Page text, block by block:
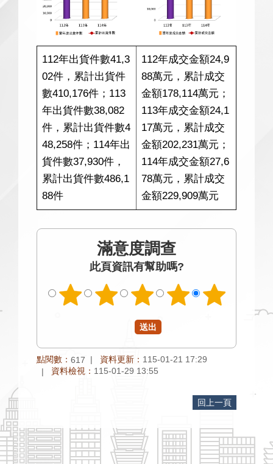
112年出貨件數41,3
02件，累計出貨件
數410,176件；113
年出貨件數38,082
件，累計出貨件數4
48,258件；114年出
貨件數37,930件，
累計出貨件數486,1
88件
112年成交金額24,9
88萬元，累計成交
金額178,114萬元；
113年成交金額24,1
17萬元，累計成交
金額202,231萬元；
114年成交金額27,6
78萬元，累計成交
金額229,909萬元
滿意度調查
此頁資訊有幫助嗎?
點閱數： 617 資料更新： 115-01-21 17:29
資料檢視： 115-01-29 13:55
回上一頁